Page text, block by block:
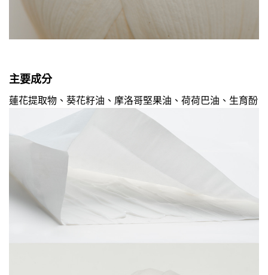
主要成分
蓮花提取物、葵花籽油、摩洛哥堅果油、荷荷巴油、生育酚